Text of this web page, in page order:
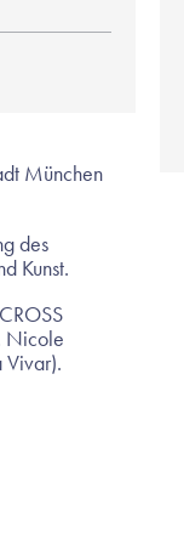
München
des
Kunst.
Nicole
Vivar).